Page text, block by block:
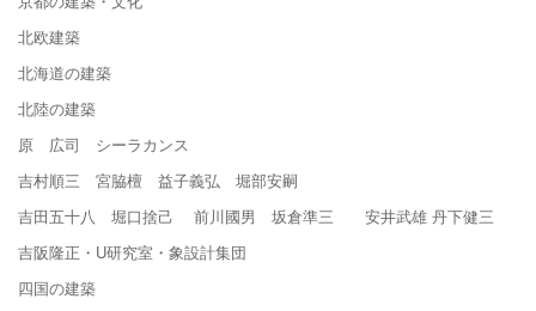
北欧建築
北海道の建築
北陸の建築
原 広司 シーラカンス
吉村順三 宮脇檀 益子義弘 堀部安嗣
吉田五十八 堀口捨己 前川國男 坂倉準三 安井武雄 丹下健三
吉阪隆正・U研究室・象設計集団
四国の建築